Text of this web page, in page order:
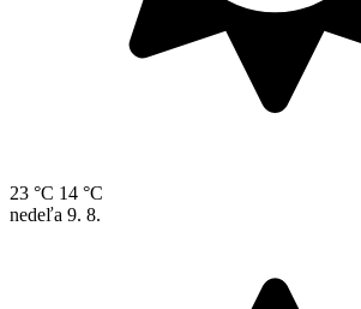
23 °C 14 °C
nedeľa 9. 8.